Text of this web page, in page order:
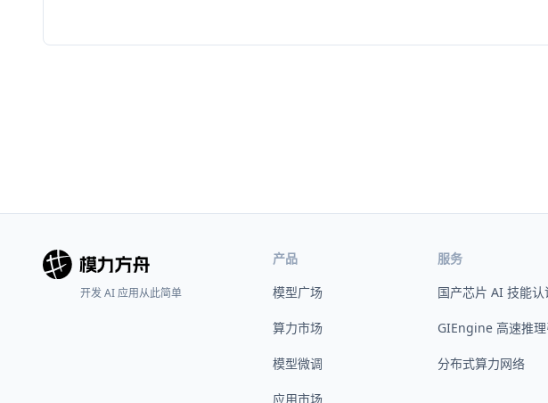
开发 AI 应用从此简单
产品
模型广场
算力市场
模型微调
应用市场
服务
国产芯片 AI 技能认
GIEngine 高速推
分布式算力网络